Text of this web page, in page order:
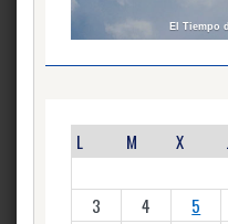
El Tiempo
L M X
3
4 5